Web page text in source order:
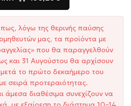
λόγω της θερινής παύσης
μας, τα προϊόντα με
που θα παραγγελθούν
και 31 Αυγούστου θα αρχίσουν
το πρώτο δεκαήμερο του
σειρά προτεραιότητας.
άμεσα διαθέσιμα συνεχίζουν να